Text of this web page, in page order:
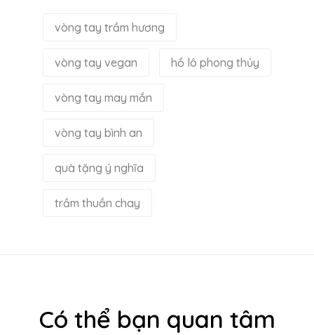
vòng tay trầm hương
vòng tay vegan hồ lô phong thủy
vòng tay may mắn
vòng tay bình an
quà tặng ý nghĩa
trầm thuần chay
Có thể bạn quan tâm